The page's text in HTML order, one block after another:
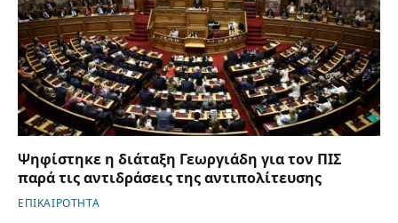
Ψηφίστηκε η διάταξη Γεωργιάδη για τον ΠΙΣ
παρά τις αντιδράσεις της αντιπολίτευσης
ΕΠΙΚΑΙΡΟΤΗΤΑ